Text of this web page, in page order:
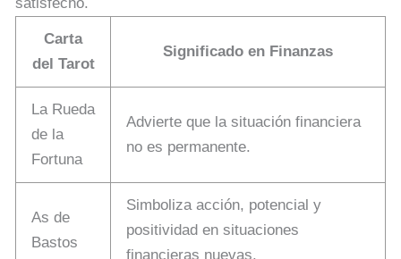
Carta
del Tarot
Significado en Finanzas
La Rueda
de la
Fortuna
Advierte que la situación financiera
no es permanente.
As de
Bastos
Simboliza acción, potencial y
positividad en situaciones
financieras nuevas.